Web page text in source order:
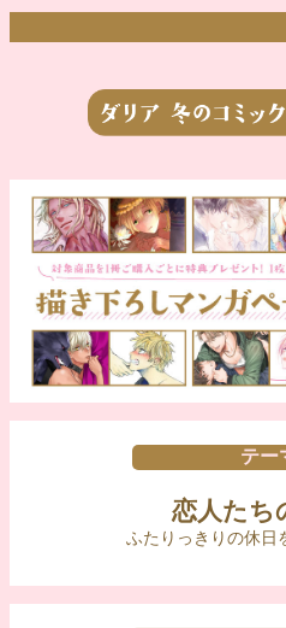
テー
恋人たち
ふたりっきりの休日